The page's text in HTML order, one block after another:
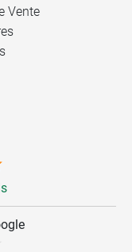
Vente